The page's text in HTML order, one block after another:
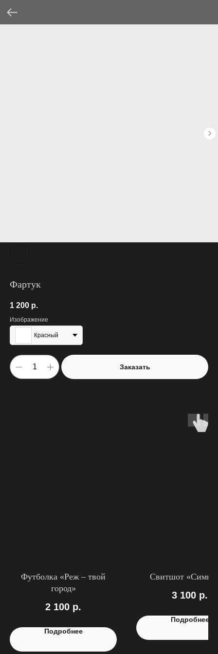
Фартук
1 200 р.
Изображение
Красный
Заказать
Футболка «Реж – твой
город»
2 100 р.
Подробнее
Свитшот
3 100 р.
Подробнее